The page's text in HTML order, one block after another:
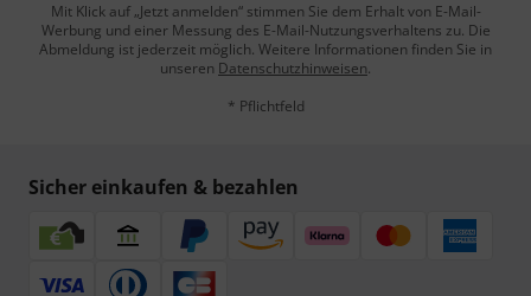
Mit Klick auf „Jetzt anmelden“ stimmen Sie dem Erhalt von E-Mail-
Werbung und einer Messung des E-Mail-Nutzungsverhaltens zu. Die
Abmeldung ist jederzeit möglich. Weitere Informationen finden Sie in
unseren Datenschutzhinweisen.
* Pflichtfeld
Sicher einkaufen & bezahlen